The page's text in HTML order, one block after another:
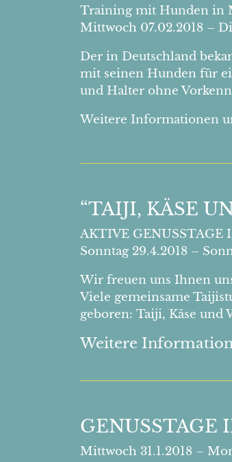
Training mit Hunden in
Mittwoch 07.02.2018 –
Der in Deutschland
mit seinen Hunden für
und Halter ohne
Weitere Informationen
“TAIJI, KÄSE
AKTIVE GENUSSTAGE
Sonntag 29.4.2018 –
Wir freuen uns Ihnen
Viele gemeinsame
geboren: Taiji, Käse und
Weitere
GENUSSTAGE
Mittwoch 31.1.2018 –